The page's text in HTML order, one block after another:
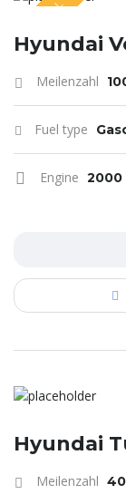
SPECIAL
Hyundai
Meilenzahl
Fuel type
Engine 2000
Hyundai
Meilenzahl